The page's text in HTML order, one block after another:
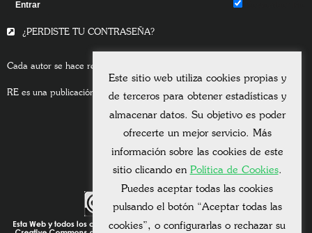
¿PERDISTE TU CONTRASEÑA?
Cada autor se hace responsable del contenido de sus escritos.
RE es una publicación asociada a la Universitas Albertiana.
Este sitio web utiliza cookies propias y
de terceros para obtener estadísticas y
almacenar datos. Su objetivo es poder
ofrecerte un mejor servicio. Más
información sobre las cookies de este
sitio clicando en Política de Cookies.
Puedes aceptar todas las cookies
pulsando el botón “Aceptar todas las
cookies”, o configurarlas o rechazar su